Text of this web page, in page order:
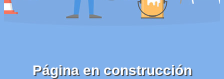
Página en construcción